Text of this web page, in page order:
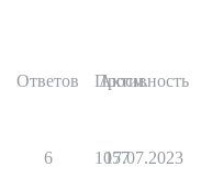
Ответов Просм.
Активность
6 1057
17.07.2023